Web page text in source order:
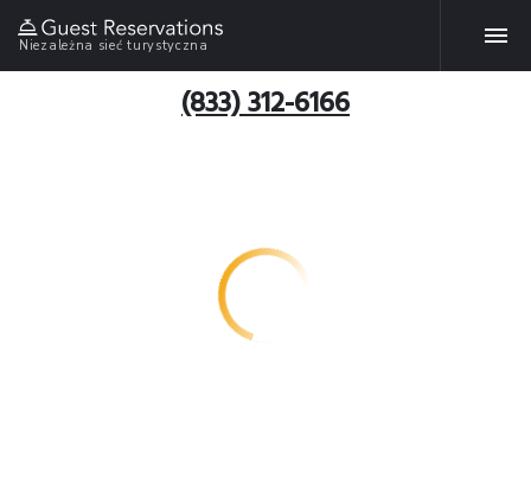
Niezależna sieć turystyczna
(833) 312-6166